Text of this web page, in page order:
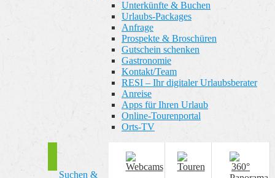
Unterkünfte & Buchen
Urlaubs-Packages
Anfrage
Prospekte & Broschüren
Gutschein schenken
Gastronomie
Kontakt/Team
RESI – Ihr digitaler Urlaubsberater
Anreise
Apps für Ihren Urlaub
Online-Tourenportal
Orts-TV
Suchen &